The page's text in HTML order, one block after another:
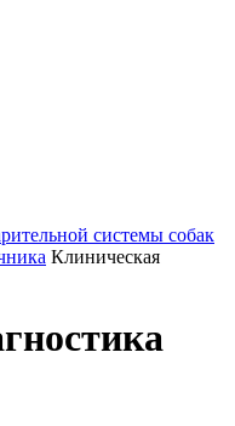
системы собак
Клиническая